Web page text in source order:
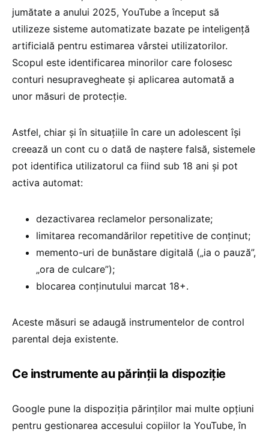
jumătate a anului 2025, YouTube a început să
utilizeze sisteme automatizate bazate pe inteligență
artificială pentru estimarea vârstei utilizatorilor.
Scopul este identificarea minorilor care folosesc
conturi nesupravegheate și aplicarea automată a
unor măsuri de protecție.
Astfel, chiar și în situațiile în care un adolescent își
creează un cont cu o dată de naștere falsă, sistemele
pot identifica utilizatorul ca fiind sub 18 ani și pot
activa automat:
dezactivarea reclamelor personalizate;
limitarea recomandărilor repetitive de conținut;
memento-uri de bunăstare digitală („ia o pauză”,
„ora de culcare”);
blocarea conținutului marcat 18+.
Aceste măsuri se adaugă instrumentelor de control
parental deja existente.
Ce instrumente au părinții la dispoziție
Google pune la dispoziția părinților mai multe opțiuni
pentru gestionarea accesului copiilor la YouTube, în